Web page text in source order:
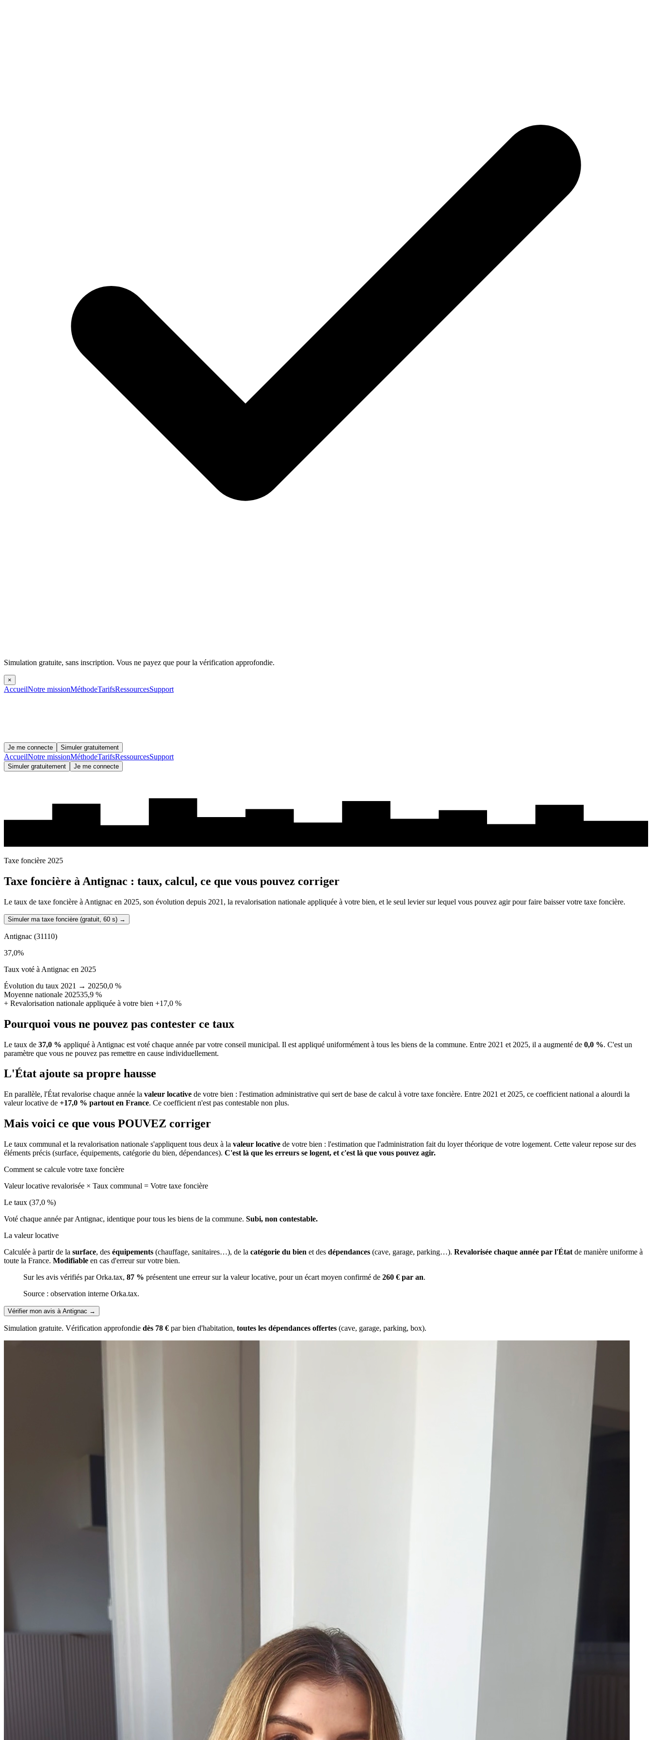
Simulation gratuite, sans inscription. Vous ne payez que pour la vérification approfondie.
×
AccueilNotre missionMéthodeTarifsRessourcesSupport
Je me connecte Simuler gratuitement
AccueilNotre missionMéthodeTarifsRessourcesSupport
Simuler gratuitement Je me connecte
Taxe foncière 2025
Taxe foncière à Antignac : taux, calcul, ce que vous pouvez corriger
Le taux de taxe foncière à Antignac en 2025, son évolution depuis 2021, la revalorisation nationale appliquée à votre bien, et le seul levier sur lequel vous pouvez agir pour faire baisser votre taxe foncière.
Simuler ma taxe foncière (gratuit, 60 s) →
Antignac (31110)
37,0%
Taux voté à Antignac en 2025
Évolution du taux 2021 → 20250,0 %
Moyenne nationale 202535,9 %
+ Revalorisation nationale appliquée à votre bien +17,0 %
Pourquoi vous ne pouvez pas contester ce taux
Le taux de 37,0 % appliqué à Antignac est voté chaque année par votre conseil municipal. Il est appliqué uniformément à tous les biens de la commune. Entre 2021 et 2025, il a augmenté de 0,0 %. C'est un
paramètre que vous ne pouvez pas remettre en cause individuellement.
L'État ajoute sa propre hausse
En parallèle, l'État revalorise chaque année la valeur locative de votre bien : l'estimation administrative qui sert de base de calcul à votre taxe foncière. Entre 2021 et 2025, ce coefficient national a alourdi la
valeur locative de +17,0 % partout en France. Ce coefficient n'est pas contestable non plus.
Mais voici ce que vous POUVEZ corriger
Le taux communal et la revalorisation nationale s'appliquent tous deux à la valeur locative de votre bien : l'estimation que l'administration fait du loyer théorique de votre logement. Cette valeur repose sur des
éléments précis (surface, équipements, catégorie du bien, dépendances). C'est là que les erreurs se logent, et c'est là que vous pouvez agir.
Comment se calcule votre taxe foncière
Valeur locative revalorisée × Taux communal = Votre taxe foncière
Le taux (37,0 %)
Voté chaque année par Antignac, identique pour tous les biens de la commune. Subi, non contestable.
La valeur locative
Calculée à partir de la surface, des équipements (chauffage, sanitaires…), de la catégorie du bien et des dépendances (cave, garage, parking…). Revalorisée chaque année par l'État de manière uniforme à
toute la France. Modifiable en cas d'erreur sur votre bien.
Sur les avis vérifiés par Orka.tax, 87 % présentent une erreur sur la valeur locative, pour un écart moyen confirmé de 260 € par an.
Source : observation interne Orka.tax.
Vérifier mon avis à Antignac →
Simulation gratuite. Vérification approfondie dès 78 € par bien d'habitation, toutes les dépendances offertes (cave, garage, parking, box).